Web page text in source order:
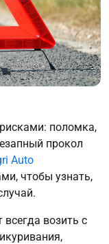
поломка,
прокол
Auto
чтобы узнать,
возить с